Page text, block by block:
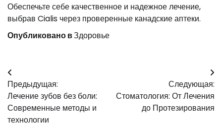
Обеспечьте себе качественное и надежное лечение,
выбрав Cialis через проверенные канадские аптеки.
Опубликовано вЗдоровье
Навигация
по
записям
Предыдущая:
Лечение зубов без боли:
Современные методы и
технологии
Следующая:
Стоматология: От Лечения
до Протезирования